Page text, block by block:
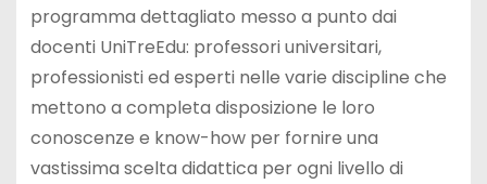
programma dettagliato messo a punto dai
docenti UniTreEdu: professori universitari,
professionisti ed esperti nelle varie discipline che
mettono a completa disposizione le loro
conoscenze e know-how per fornire una
vastissima scelta didattica per ogni livello di